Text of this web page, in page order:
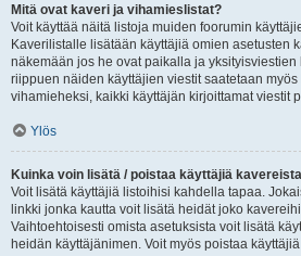
Mitä ovat kaveri ja vihamieslistat?
Voit käyttää näitä listoja muiden foorumin
Kaverilistalle lisätään käyttäjiä omien asetusten
näkemään jos he ovat paikalla ja yksityisviestien
riippuen näiden käyttäjien viestit saatetaan
vihamieheksi, kaikki käyttäjän kirjoittamat viestit
Ylös
Kuinka voin lisätä / poistaa käyttäjiä
Voit lisätä käyttäjiä listoihisi kahdella tapaa.
linkki jonka kautta voit lisätä heidät joko
Vaihtoehtoisesti omista asetuksista voit lisätä
heidän käyttäjänimen. Voit myös poistaa